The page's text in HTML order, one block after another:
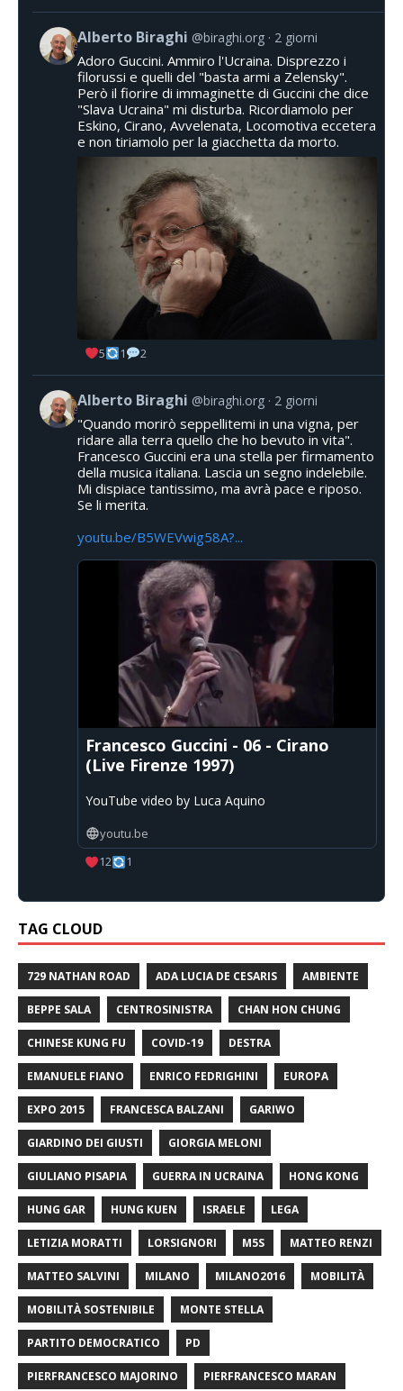
Alberto Biraghi @biraghi.org 2 giorni
Adoro Guccini. Ammiro l'Ucraina. Disprezzo i
filorussi e quelli del "basta armi a Zelensky".
Però il fiorire di immaginette di Guccini che dice
"Slava Ucraina" mi disturba. Ricordiamolo per
Eskino, Cirano, Avvelenata, Locomotiva eccetera
e non tiriamolo per la giacchetta da morto.
5 1 2
Alberto Biraghi @biraghi.org 2 giorni
"Quando morirò seppellitemi in una vigna, per
ridare alla terra quello che ho bevuto in vita".
Francesco Guccini era una stella per firmamento
della musica italiana. Lascia un segno indelebile.
Mi dispiace tantissimo, ma avrà pace e riposo.
Se li merita.
youtu.be/B5WEVwig58A?...
Francesco Guccini - 06 - Cirano
(Live Firenze 1997)
YouTube video by Luca Aquino
youtu.be
12
1
TAG CLOUD
729 NATHAN ROAD ADA LUCIA DE CESARIS AMBIENTE
BEPPE SALA CENTROSINISTRA CHAN HON CHUNG
CHINESE KUNG FU COVID-19 DESTRA
EMANUELE FIANO ENRICO FEDRIGHINI EUROPA
EXPO 2015 FRANCESCA BALZANI GARIWO
GIARDINO DEI GIUSTI GIORGIA MELONI
GIULIANO PISAPIA GUERRA IN UCRAINA HONG KONG
HUNG GAR HUNG KUEN ISRAELE LEGA
LETIZIA MORATTI LORSIGNORI M5S MATTEO RENZI
MATTEO SALVINI MILANO MILANO2016 MOBILITÀ
MOBILITÀ SOSTENIBILE MONTE STELLA
PARTITO DEMOCRATICO PD
PIERFRANCESCO MAJORINO PIERFRANCESCO MARAN